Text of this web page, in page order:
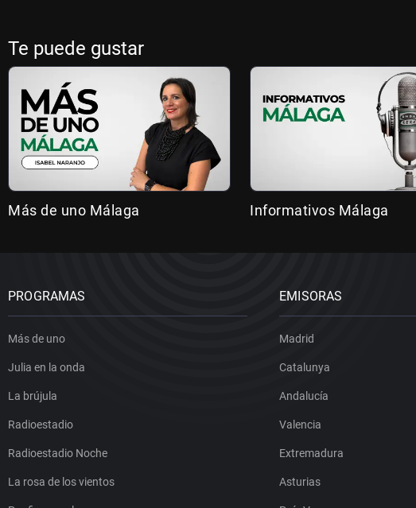
Te puede gustar
Más de uno Málaga Informativos Málaga
PROGRAMAS
Más de uno
Julia en la onda
La brújula
Radioestadio
Radioestadio Noche
La rosa de los vientos
EMISORAS
Madrid
Catalunya
Andalucía
Valencia
Extremadura
Asturias